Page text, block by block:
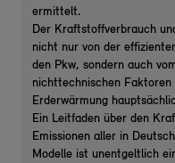
ermittelt.
Der Kraftstoffverbrauch
nicht nur von der
den Pkw, sondern auch
nichttechnischen Faktoren
Erderwärmung
Ein Leitfaden über den
Emissionen aller in
Modelle ist unentgeltlich